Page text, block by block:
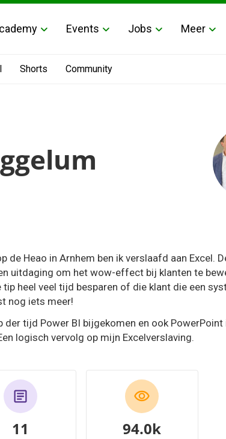
Events Jobs Meer
Shorts Community
Heao in Arnhem ben ik verslaafd aan Excel.
uitdaging om het wow-effect bij klanten te
heel veel tijd besparen of die klant die een
nog iets meer!
tijd Power BI bijgekomen en ook PowerPoint
logisch vervolg op mijn Excelverslaving.
11 99.3k